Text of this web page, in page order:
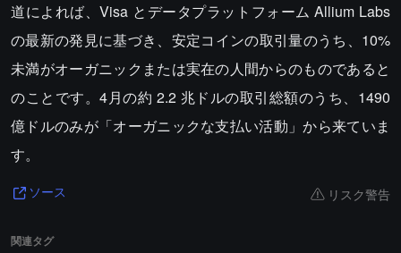
道によれば、Visa とデータプラットフォーム Allium Labs
の最新の発見に基づき、安定コインの取引量のうち、10%
未満がオーガニックまたは実在の人間からのものであると
のことです。4月の約 2.2 兆ドルの取引総額のうち、1490
億ドルのみが「オーガニックな支払い活動」から来ていま
す。
ソース リスク警告
関連タグ